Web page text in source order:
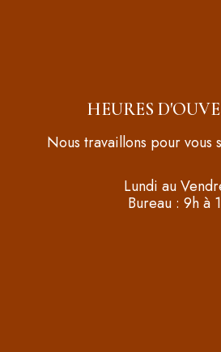
HEURES
Nous travaillons pour vous
Lundi au
Bureau : 9h à